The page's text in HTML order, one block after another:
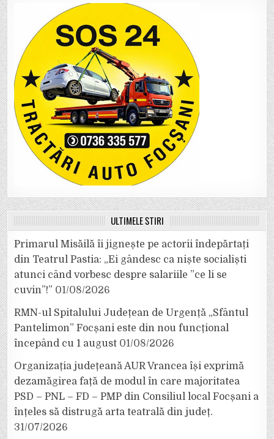
ULTIMELE ȘTIRI
Primarul Misăilă îi jignește pe actorii îndepărtați
din Teatrul Pastia: „Ei gândesc ca niște socialiști
atunci când vorbesc despre salariile ”ce li se
cuvin”!” 01/08/2026
RMN-ul Spitalului Județean de Urgență „Sfântul
Pantelimon” Focșani este din nou funcțional
începând cu 1 august 01/08/2026
Organizația județeană AUR Vrancea își exprimă
dezamăgirea față de modul în care majoritatea
PSD – PNL – FD – PMP din Consiliul local Focșani a
înțeles să distrugă arta teatrală din județ.
31/07/2026